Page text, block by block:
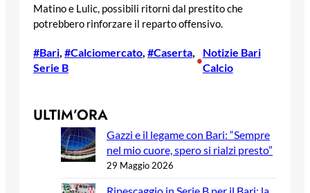
Matino e Lulic, possibili ritorni dal prestito che
potrebbero rinforzare il reparto offensivo.
#Bari #Calciomercato #Caserta
Serie B
•
Notizie Bari
Calcio
ULTIM’ORA
Gazzi e il legame con Bari: “Sempre
nel mio cuore, spero si rialzi presto”
29 Maggio 2026
Ripescaggio in Serie B per il Bari: la